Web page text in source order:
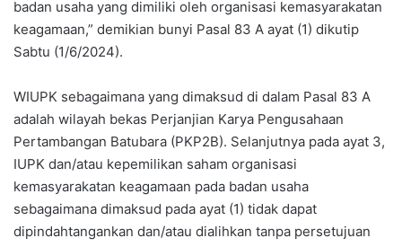
badan usaha yang dimiliki oleh organisasi kemasyarakatan
keagamaan,” demikian bunyi Pasal 83 A ayat (1) dikutip
Sabtu (1/6/2024).
WIUPK sebagaimana yang dimaksud di dalam Pasal 83 A
adalah wilayah bekas Perjanjian Karya Pengusahaan
Pertambangan Batubara (PKP2B). Selanjutnya pada ayat 3,
IUPK dan/atau kepemilikan saham organisasi
kemasyarakatan keagamaan pada badan usaha
sebagaimana dimaksud pada ayat (1) tidak dapat
dipindahtangankan dan/atau dialihkan tanpa persetujuan